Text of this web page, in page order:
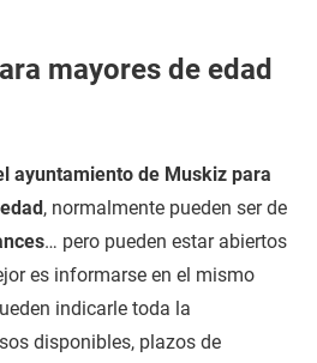
mayores de edad
ayuntamiento de Muskiz para
, normalmente pueden ser de
… pero pueden estar abiertos
es informarse en el mismo
indicarle toda la
disponibles, plazos de